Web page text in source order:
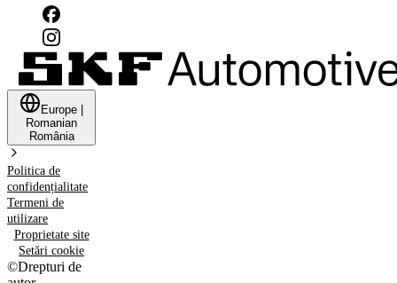
Europe
Romanian
România
Politica de
confidențialitate
Termeni de
utilizare
Proprietate site
Setări cookie
©Drepturi de